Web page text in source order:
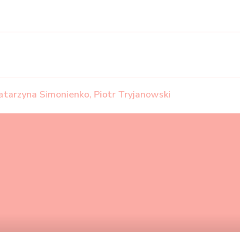
Simonienko, Piotr Tryjanowski